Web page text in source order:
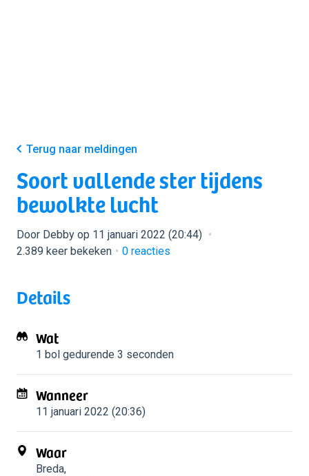
Terug naar meldingen
Soort vallende ster tijdens
bewolkte lucht
Door Debby op 11 januari 2022 (20:44)
2.389 keer bekeken
0 reacties
Details
Wat
1 bol gedurende 3 seconden
Wanneer
11 januari 2022 (20:36)
Waar
Breda,